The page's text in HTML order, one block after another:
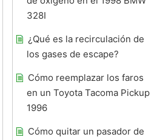
328I
¿Qué es la recirculación de
los gases de escape?
Cómo reemplazar los faros
en un Toyota Tacoma Pickup
1996
Cómo quitar un pasador de